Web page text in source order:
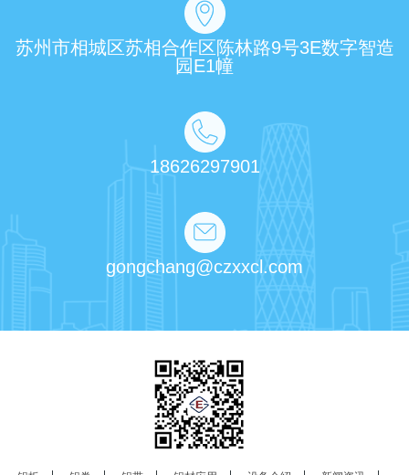
苏州市相城区苏相合作区陈林路9号3E数字智造
园E1幢
18626297901
gongchang@czxxcl.com